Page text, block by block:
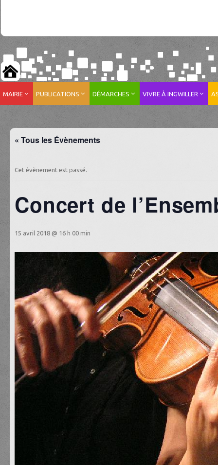
MAIRIE PUBLICATIONS DÉMARCHES VIVRE À INGWILLER
« Tous les Évènements
Cet évènement est passé.
Concert de
15 avril 2018 @ 16 h 00 min